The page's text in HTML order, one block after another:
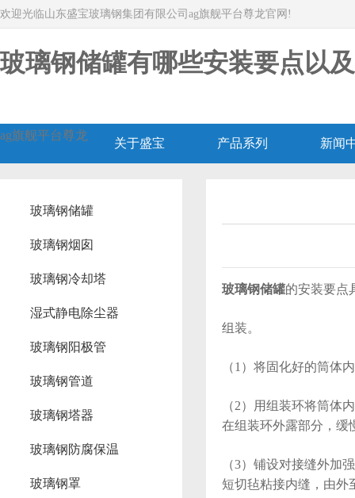
欢迎光临山东盛宝玻璃钢集团有限公司ag旗舰平台尊龙官网!
玻璃钢储罐有哪些安装要点以
ag旗舰平台尊龙
关于盛宝 产品系列 新闻
玻璃钢储罐
玻璃钢烟囱
玻璃钢冷却塔
湿式静电除尘器
玻璃钢阳极管
玻璃钢管道
玻璃钢塔器
玻璃钢防腐保温
玻璃钢罩
玻璃钢储罐的安装要点
组装。
（1）将固化好的筒体
（2）用组装环将筒体
在组装环外露部分，缓
（3）铺设对接缝外加
短切毡粘接内缝，由外